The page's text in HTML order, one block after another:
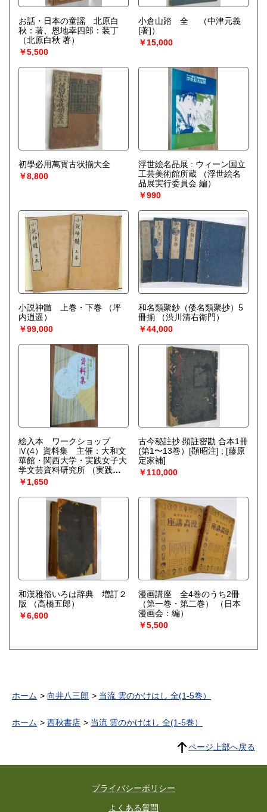
お話・日本の童謡 北原白
秋：著、恩地幸四郎：装丁
（北原白秋 著）
￥5,500
小倉山踏 全
（中津元義
[著]）
￥15,000
初學必用萬寳古状揃大全
￥8,800
浮世絵名品展 : ウィーン国立
工芸美術館所蔵
（浮世絵名
品展実行委員会 編）
￥990
小説神髄 上巻・下巻
（坪
内逍遥）
￥99,000
和名類聚鈔（倭名類聚抄）5
冊揃
（渋川清右衛門）
￥44,000
絵入本 ワークショップ
Ⅳ(4）資料集 主催：大和文
華館・関西大学・実践女子大
学文芸資料研究所
（実践女
子大学文芸資料研究所：編）
￥1,650
古今秘註抄 顕註密勘 合本1冊
(第1〜13巻）[顕昭注] ; [藤原
定家補]
￥110,000
和漢雅俗いろは辞典 増訂２
版
（高橋五郎）
￥6,600
漫画講座 全4巻のうち2冊
（第一巻・第二巻）
（日本
漫画会：編）
￥5,500
ホーム 向井八三郎 当流 雲のかけはし 全(1-5巻）
ホーム 西秋書店 当流 雲のかけはし 全(1-5巻）
ページ上部へ戻る
プライバシーポリシー
よくある質問